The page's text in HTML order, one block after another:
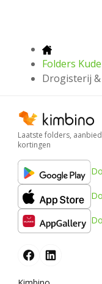
Folders
Drogisterij
Laatste folders,
kortingen